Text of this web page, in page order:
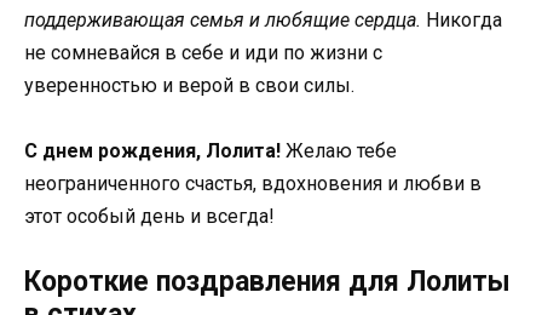
поддерживающая семья и любящие сердца. Никогда
не сомневайся в себе и иди по жизни с
уверенностью и верой в свои силы.
С днем рождения, Лолита! Желаю тебе
неограниченного счастья, вдохновения и любви в
этот особый день и всегда!
Короткие поздравления для Лолиты